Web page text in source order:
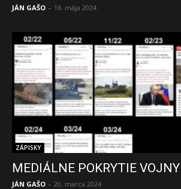
JÁN GAŠO - 16. mája 2024
ZÁPISKY
MEDIÁLNE POKRYTIE
JÁN GAŠO - 20. marca 2024